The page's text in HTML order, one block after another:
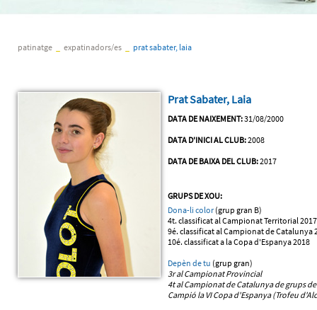
patinatge expatinadors/es prat sabater, laia
Prat Sabater, Laia
DATA DE NAIXEMENT:31/08/2000
DATA D'INICI AL CLUB:2008
DATA DE BAIXA DEL CLUB:2017
GRUPS DE XOU:
Dona-li color(grup gran B)
4t. classificat al Campionat Territorial 2017
9é. classificat al Campionat de Catalunya
10é. classificat a la Copa d'Espanya 2018
Depèn de tu (grup gran)
3r al Campionat Provincial
4t al Campionat de Catalunya de grups
Campió la VI Copa d'Espanya (Trofeu